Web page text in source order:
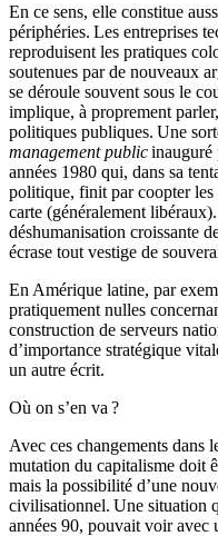
En ce sens, elle constitue
périphéries. Les entreprises
reproduisent les pratiques
soutenues par de nouveaux
se déroule souvent sous le
implique, à proprement
politiques publiques. Une
management publicinauguré
années 1980 qui, dans sa
politique, finit par coopter les
carte (généralement
déshumanisation croissante
écrase tout vestige de
En Amérique latine, par
pratiquement nulles
construction de serveurs
d’importance stratégique
un autre écrit.
Où on s’en va ?
Avec ces changements dans
mutation du capitalisme doit
mais la possibilité d’une
civilisationnel. Une situation
années 90, pouvait voir avec